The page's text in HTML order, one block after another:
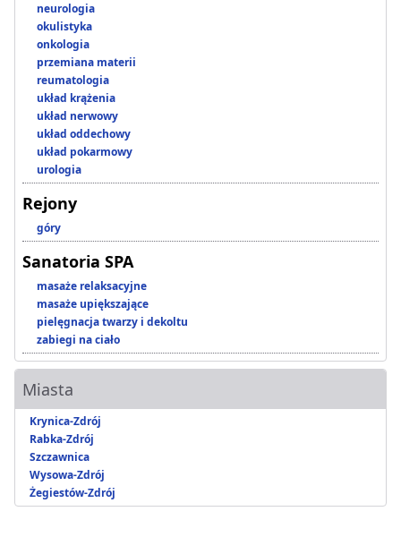
neurologia
okulistyka
onkologia
przemiana materii
reumatologia
układ krążenia
układ nerwowy
układ oddechowy
układ pokarmowy
urologia
Rejony
góry
Sanatoria SPA
masaże relaksacyjne
masaże upiększające
pielęgnacja twarzy i dekoltu
zabiegi na ciało
Miasta
Krynica-Zdrój
Rabka-Zdrój
Szczawnica
Wysowa-Zdrój
Żegiestów-Zdrój